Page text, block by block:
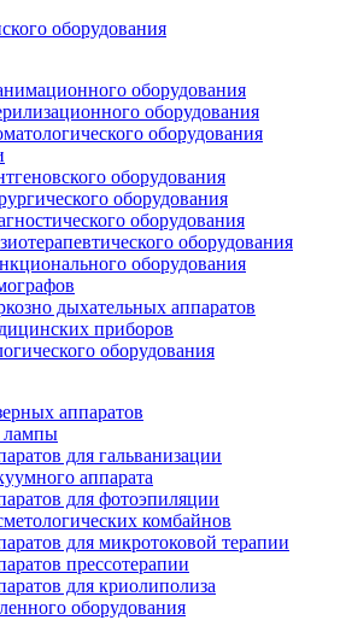
оборудования
оборудования
оборудования
оборудования
оборудования
оборудования
оборудования
оборудования
оборудования
дыхательных аппаратов
приборов
оборудования
аппаратов
лампы
для гальванизации
аппарата
для фотоэпиляции
комбайнов
для микротоковой терапии
прессотерапии
для криолиполиза
оборудования